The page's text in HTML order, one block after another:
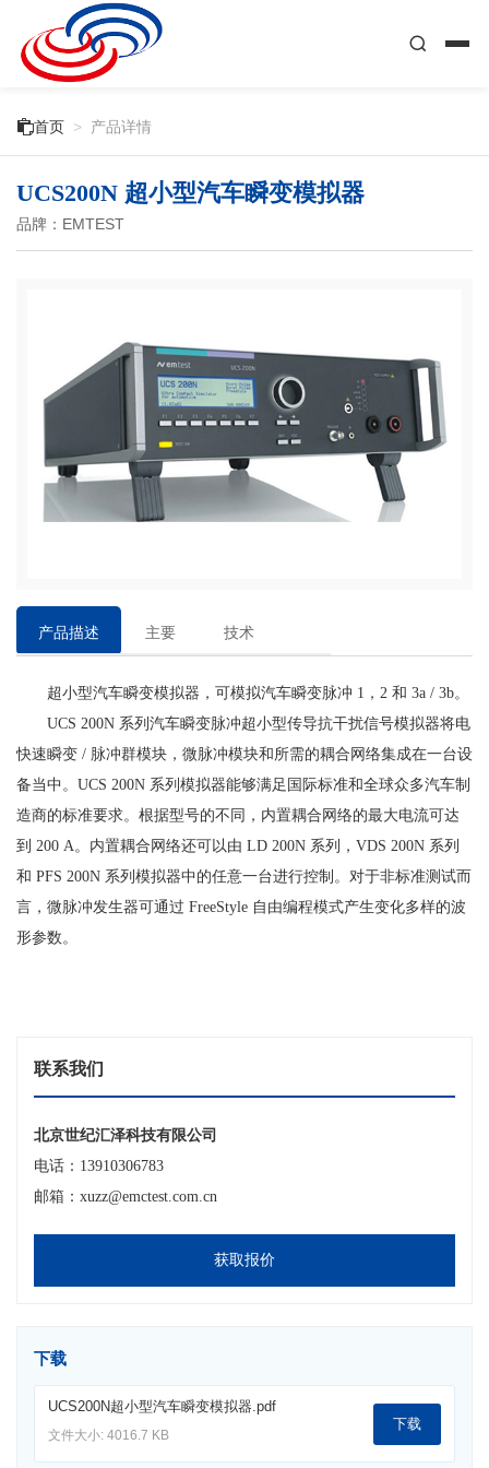
首页 > 产品详情
UCS200N 超小型汽车瞬变模拟器
品牌：EMTEST
产品描述
主要
技术
超小型汽车瞬变模拟器，可模拟汽车瞬变脉冲 1，2 和 3a / 3b。
UCS 200N 系列汽车瞬变脉冲超小型传导抗干扰信号模拟器将电
快速瞬变 / 脉冲群模块，微脉冲模块和所需的耦合网络集成在一台设
备当中。UCS 200N 系列模拟器能够满足国际标准和全球众多汽车制
造商的标准要求。根据型号的不同，内置耦合网络的最大电流可达
到 200 A。内置耦合网络还可以由 LD 200N 系列，VDS 200N 系列
和 PFS 200N 系列模拟器中的任意一台进行控制。对于非标准测试而
言，微脉冲发生器可通过 FreeStyle 自由编程模式产生变化多样的波
形参数。
联系我们
北京世纪汇泽科技有限公司
电话：13910306783
邮箱：xuzz@emctest.com.cn
获取报价
下载
UCS200N超小型汽车瞬变模拟器.pdf
文件大小: 4016.7 KB
下载